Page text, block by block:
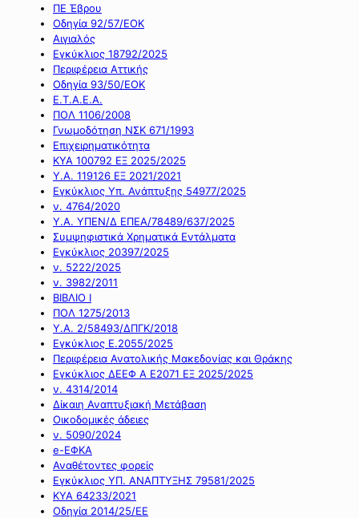
ΠΕ Έβρου
Οδηγία 92/57/ΕΟΚ
Αιγιαλός
Εγκύκλιος 18792/2025
Περιφέρεια Αττικής
Οδηγία 93/50/ΕΟΚ
Ε.Τ.Α.Ε.Α.
ΠΟΛ 1106/2008
Γνωμοδότηση ΝΣΚ 671/1993
Επιχειρηματικότητα
ΚΥΑ 100792 ΕΞ 2025/2025
Υ.Α. 119126 ΕΞ 2021/2021
Εγκύκλιος Υπ. Ανάπτυξης 54977/2025
ν. 4764/2020
Υ.Α. ΥΠΕΝ/Δ ΕΠΕΑ/78489/637/2025
Συμψηφιστικά Χρηματικά Εντάλματα
Εγκύκλιος 20397/2025
ν. 5222/2025
ν. 3982/2011
ΒΙΒΛΙΟ Ι
ΠΟΛ 1275/2013
Υ.Α. 2/58493/ΔΠΓΚ/2018
Εγκύκλιος Ε.2055/2025
Περιφέρεια Ανατολικής Μακεδονίας και Θράκης
Εγκύκλιος ΔΕΕΦ Α Ε2071 ΕΞ 2025/2025
ν. 4314/2014
Δίκαιη Αναπτυξιακή Μετάβαση
Οικοδομικές άδειες
ν. 5090/2024
e-ΕΦΚΑ
Αναθέτοντες φορείς
Εγκύκλιος ΥΠ. ΑΝΑΠΤΥΞΗΣ 79581/2025
ΚΥΑ 64233/2021
Οδηγία 2014/25/ΕΕ